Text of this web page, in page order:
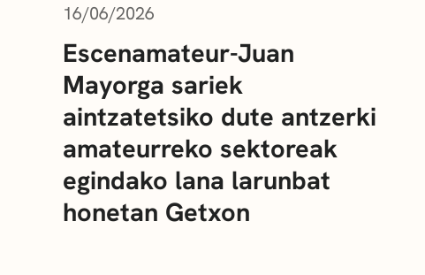
16/06/2026
Escenamateur-Juan
Mayorga sariek
aintzatetsiko dute antzerki
amateurreko sektoreak
egindako lana larunbat
honetan Getxon